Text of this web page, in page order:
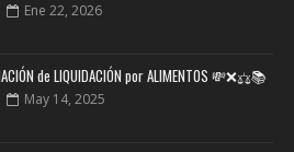
Ene 22, 2026
de LIQUIDACIÓN por ALIMENTOS 💸❌⚖️📚
May 14, 2025